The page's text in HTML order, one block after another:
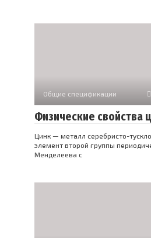
Общие спецификации
Физические свойства
Цинк — металл серебристо-
элемент второй группы
Менделеева с